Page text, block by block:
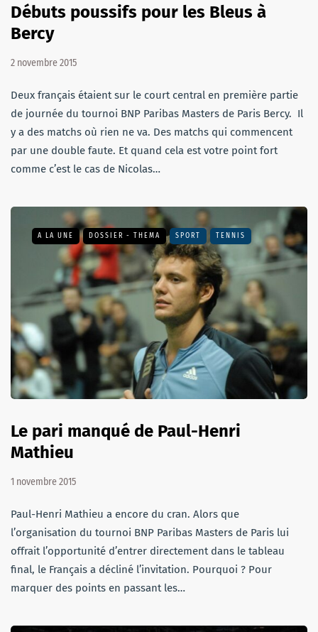
Débuts poussifs pour les Bleus à
Bercy
2 novembre 2015
Deux français étaient sur le court central en première partie
de journée du tournoi BNP Paribas Masters de Paris Bercy. Il
y a des matchs où rien ne va. Des matchs qui commencent
par une double faute. Et quand cela est votre point fort
comme c’est le cas de Nicolas…
A LA UNE DOSSIER - THEMA SPORT TENNIS
Le pari manqué de Paul-Henri
Mathieu
1 novembre 2015
Paul-Henri Mathieu a encore du cran. Alors que
l’organisation du tournoi BNP Paribas Masters de Paris lui
offrait l’opportunité d’entrer directement dans le tableau
final, le Français a décliné l’invitation. Pourquoi ? Pour
marquer des points en passant les…